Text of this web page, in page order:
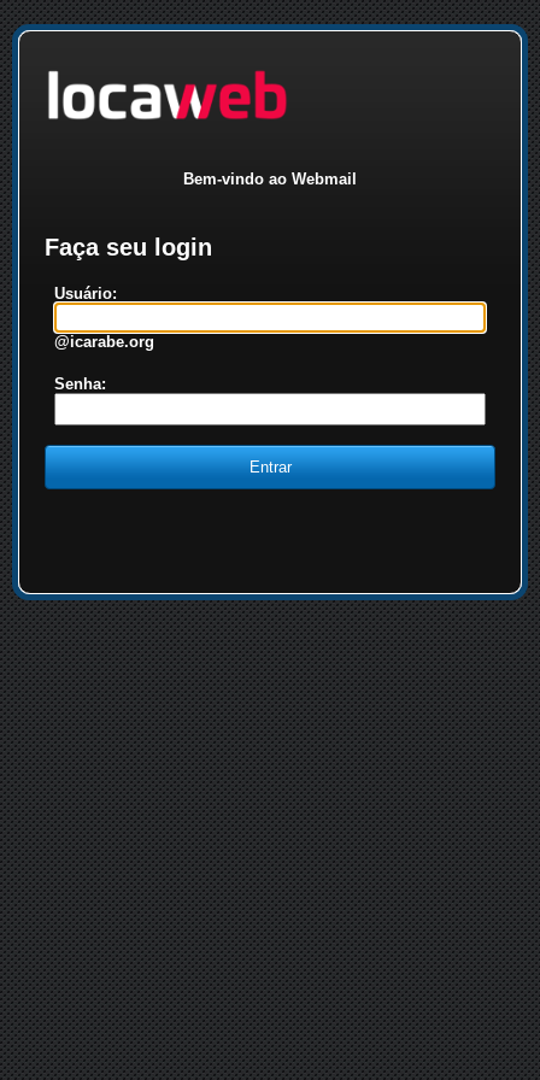
Bem-vindo ao Webmail
Faça seu login
Usuário:
@icarabe.org
Senha: